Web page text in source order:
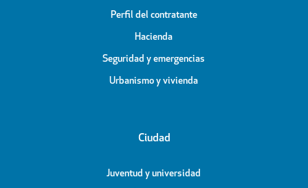
Perfil del contratante
Hacienda
Seguridad y emergencias
Urbanismo y vivienda
Ciudad
Juventud y universidad